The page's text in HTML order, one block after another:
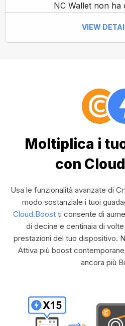
NC Wallet non ha
VIEW
Moltiplica i
con
Usa le funzionalità avanzate di
modo sostanziale i tuoi
Cloud.Boost ti consente di
di decine e centinaia di
prestazioni del tuo dispositivo.
Attiva più boost
ancora più